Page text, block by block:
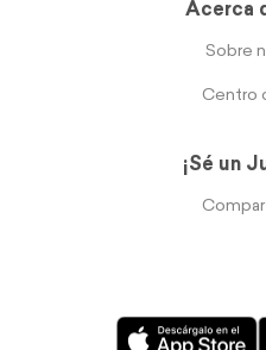
Acerca
Sobre
Centro
¡Sé un